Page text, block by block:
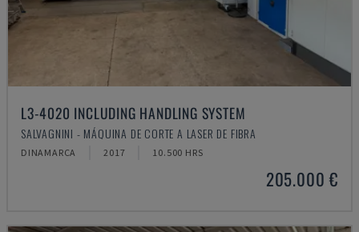
L3-4020 INCLUDING HANDLING SYSTEM
SALVAGNINI - MÁQUINA DE CORTE A LASER DE FIBRA
DINAMARCA 2017 10.500 HRS
205.000 €